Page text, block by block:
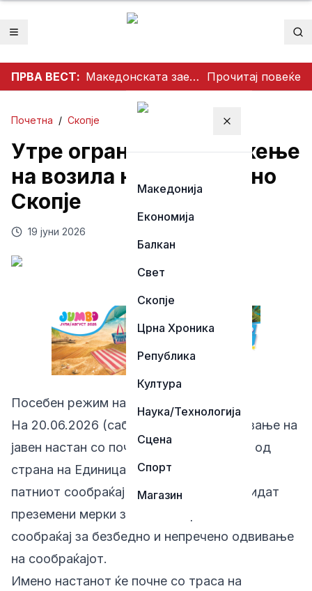
Отвори мени
ПРВА ВЕСТ: Македонската заедница во Австралија ја одбележа Света Петка – торжествена прослава во Сиднеј Прочитај повеќе
Затвори мени
Македонија
Економија
Балкан
Свет
Скопје
Црна Хроника
Република
Култура
Наука/Технологија
Сцена
Спорт
Магазин
Почетна / Скопје
Утре ограничено движење
на возила низ централно
Скопје
19 јуни 2026
Посебен режим на сообраќај во Скопје
На 20.06.2026 (сабота) поради одржување на
јавен настан со почеток од 18:00 часот од
страна на Единицата за безбедност на
патниот сообраќај при СВР Скопје ќе бидат
преземени мерки за посебен режим на
сообраќај за безбедно и непречено одвивање
на сообраќајот.
Имено настанот ќе почне со траса на